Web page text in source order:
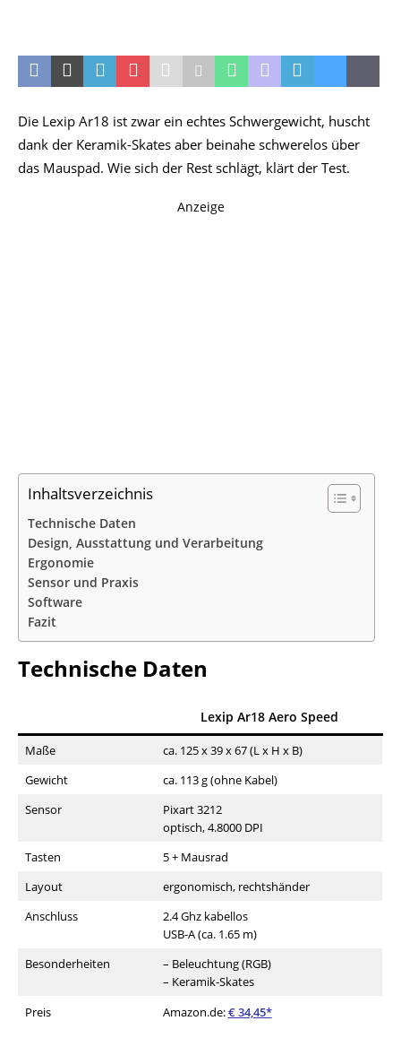
Die Lexip Ar18 ist zwar ein echtes Schwergewicht, huscht
dank der Keramik-Skates aber beinahe schwerelos über
das Mauspad. Wie sich der Rest schlägt, klärt der Test.
Anzeige
Inhaltsverzeichnis
Technische Daten
Design, Ausstattung und Verarbeitung
Ergonomie
Sensor und Praxis
Software
Fazit
Technische Daten
Lexip Ar18 Aero Speed
Maße
ca. 125 x 39 x 67 (L x H x B)
Gewicht
ca. 113 g (ohne Kabel)
Sensor
Pixart 3212
optisch, 4.8000 DPI
Tasten
5 + Mausrad
Layout
ergonomisch, rechtshänder
Anschluss
2.4 Ghz kabellos
USB-A (ca. 1.65 m)
Besonderheiten
– Beleuchtung (RGB)
– Keramik-Skates
Preis
Amazon.de:€ 34,45*